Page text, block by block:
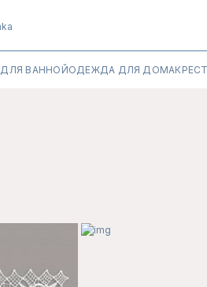
ДЛЯ ВАННОЙОДЕЖДА ДЛЯ ДОМА